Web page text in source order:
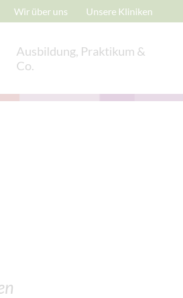
Ausbildung, Praktikum &
Co.
Wir über uns Unsere Kliniken